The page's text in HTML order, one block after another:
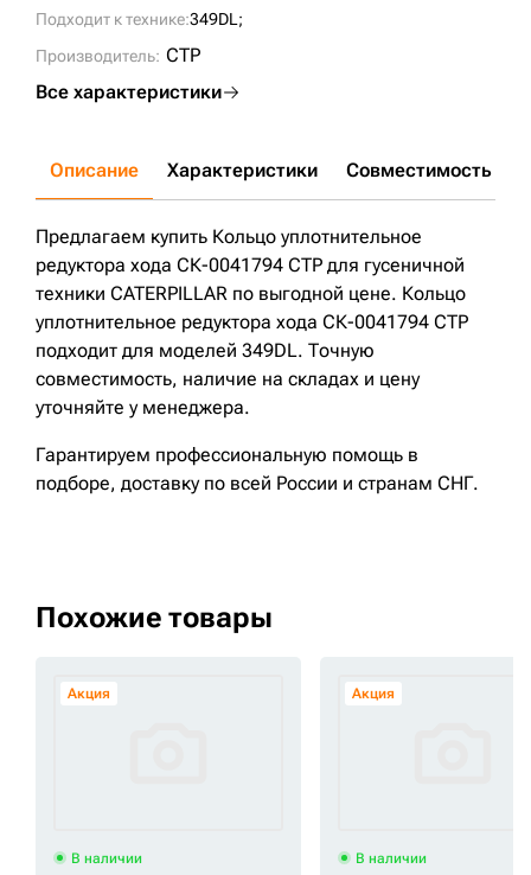
Подходит к технике:349DL;
Производитель: CTP
Все характеристики
Описание Характеристики Совместимость
Предлагаем купить Кольцо уплотнительное
редуктора хода СК-0041794 CTP для гусеничной
техники CATERPILLAR по выгодной цене. Кольцо
уплотнительное редуктора хода СК-0041794 CTP
подходит для моделей 349DL. Точную
совместимость, наличие на складах и цену
уточняйте у менеджера.
Гарантируем профессиональную помощь в
подборе, доставку по всей России и странам СНГ.
Похожие товары
Акция
В наличии
Акция
В наличии